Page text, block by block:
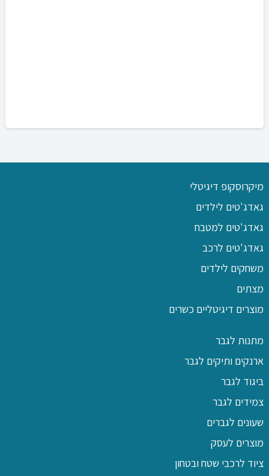
מיקרוסקופ דיגיטלי
גאדג'טים לילדים
גאדג'טים למטבח
גאדג'טים לרכב
משחקים לילדים
מצתים
מוצרים דיגיטליים כשרים
מתנות לגבר
ארנקים ותיקים לגבר
ביגוד לגבר
צמידים לגבר
שעונים לגברים
מוצרים לעסק
ציוד לרכבי שטח ובטחון